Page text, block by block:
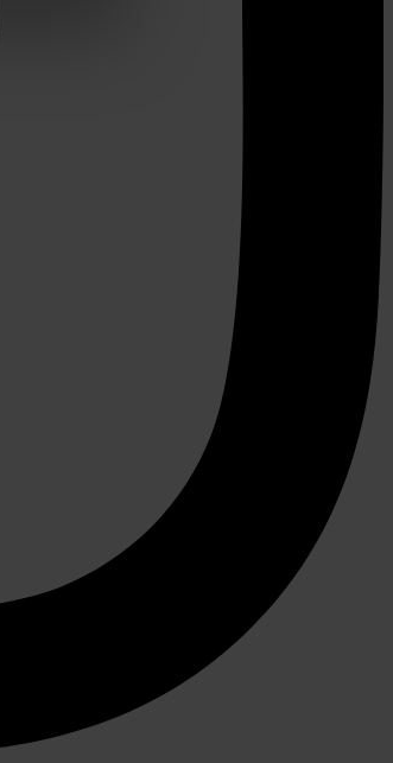
om ons
ze heeft